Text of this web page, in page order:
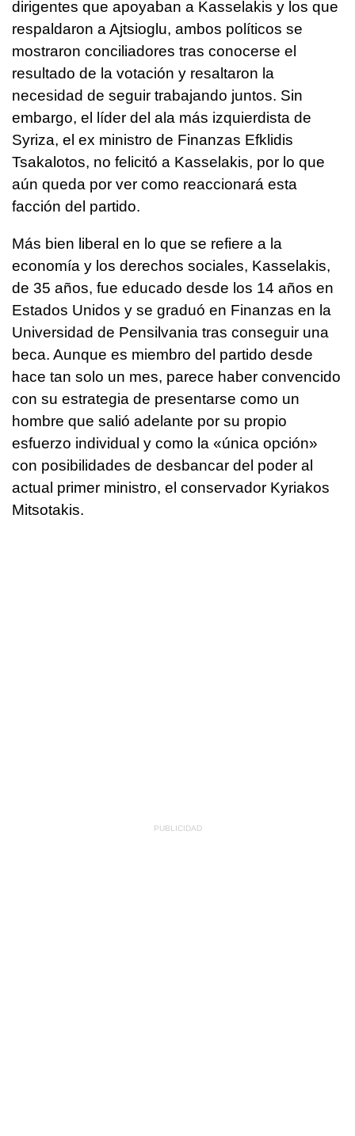
dirigentes que apoyaban a Kasselakis y los que
respaldaron a Ajtsioglu, ambos políticos se
mostraron conciliadores tras conocerse el
resultado de la votación y resaltaron la
necesidad de seguir trabajando juntos. Sin
embargo, el líder del ala más izquierdista de
Syriza, el ex ministro de Finanzas Efklidis
Tsakalotos, no felicitó a Kasselakis, por lo que
aún queda por ver como reaccionará esta
facción del partido.
Más bien liberal en lo que se refiere a la
economía y los derechos sociales, Kasselakis,
de 35 años, fue educado desde los 14 años en
Estados Unidos y se graduó en Finanzas en la
Universidad de Pensilvania tras conseguir una
beca. Aunque es miembro del partido desde
hace tan solo un mes, parece haber convencido
con su estrategia de presentarse como un
hombre que salió adelante por su propio
esfuerzo individual y como la «única opción»
con posibilidades de desbancar del poder al
actual primer ministro, el conservador Kyriakos
Mitsotakis.